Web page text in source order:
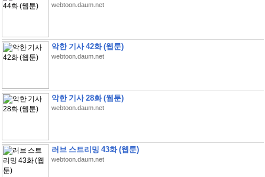
webtoon.daum.net
악한 기사 42화 (웹툰)
webtoon.daum.net
악한 기사 28화 (웹툰)
webtoon.daum.net
러브 스트리밍 43화 (웹툰)
webtoon.daum.net